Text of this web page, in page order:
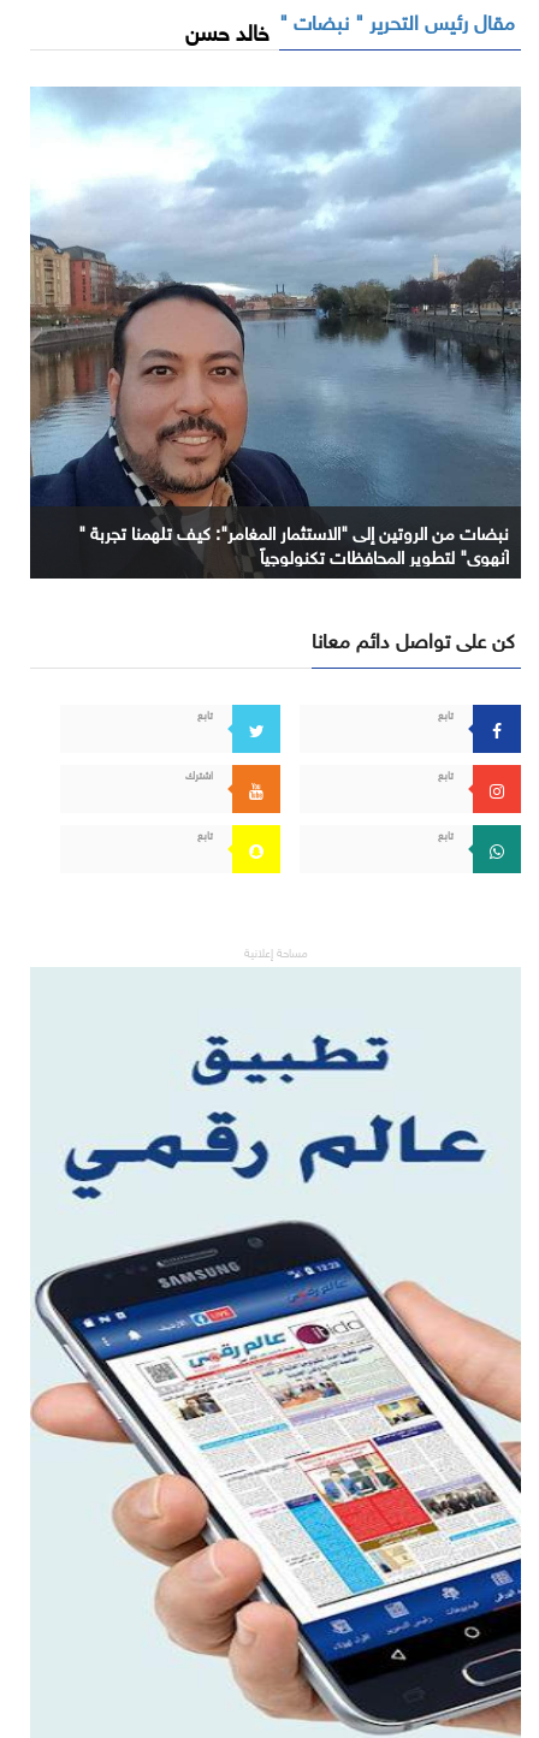
مقال رئيس التحرير " نبضات " خالد حسن
نبضات من الروتين إلى "الاستثمار المغامر": كيف تلهمنا تجربة "
آنهوي" لتطوير المحافظات تكنولوجياً
كن على تواصل دائم معانا
تابع تابع
تابع اشترك
تابع تابع
مساحة إعلانية